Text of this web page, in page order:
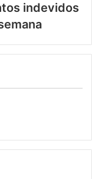
indevidos